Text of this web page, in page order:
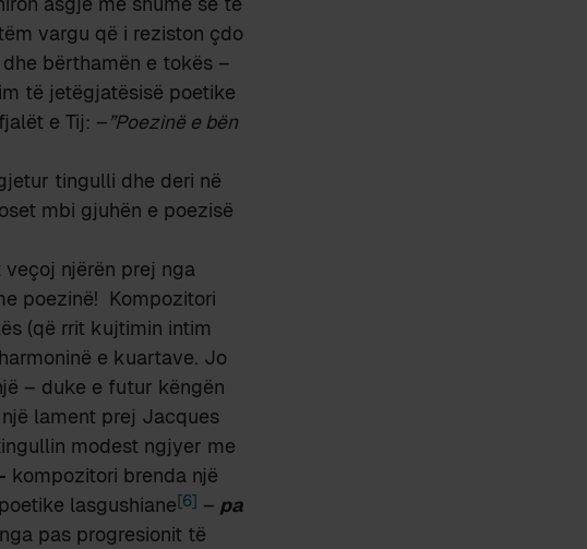
vargu që i reziston çdo
bërthamën e tokës –
të jetëgjatësisë poetike
e Tij: –”Poezinë e bën
tingulli dhe deri në
mbi gjuhën e poezisë
njërën prej nga
poezinë! Kompozitori
(që rrit kujtimin intim
e kuartave. Jo
– duke e futur këngën
lament prej Jacques
modest ngjyer me
kompozitori brenda një
lasgushiane[6] – pa
pas progresionit të